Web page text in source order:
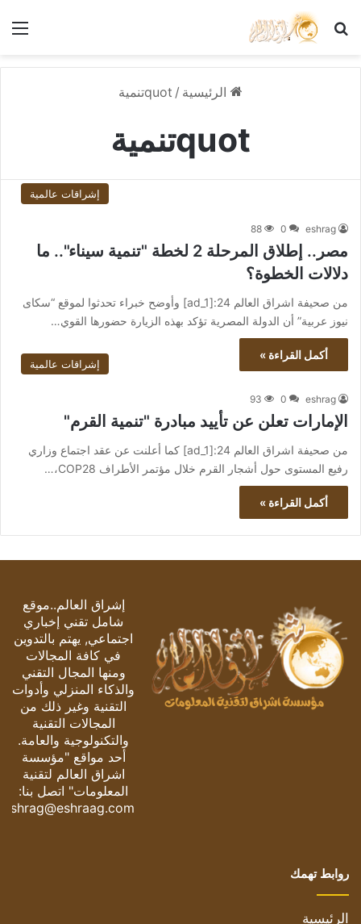
بحث عن
الرئيسية / quotتنمية
quotتنمية
إشراقات عالمية
eshrag
0
88
مصر.. إطلاق المرحلة 2 لخطة "تنمية سيناء".. ما
دلالات الخطوة؟
من صحيفة اشراق العالم 24:[ad_1] وأوضح خبراء تحدثوا لموقع “سكاى
نيوز عربية” أن الدولة المصرية تؤكد بهذه الزيارة حضورها القوي…
أكمل القراءة »
إشراقات عالمية
eshrag
0
93
الإمارات تعلن عن تأييد مبادرة "تنمية القرم"
من صحيفة اشراق العالم 24:[ad_1] كما أعلنت عن عقد اجتماع وزاري
رفيع المستوى حول أشجار القرم خلال مؤتمر الأطراف COP28،…
أكمل القراءة »
إشراق العالم..موقع
شامل تقني إخباري
اجتماعي, يهتم بالتدوين
في كافة المجالات
ومنها المجال التقني
والذكاء المنزلي وأدوات
التقنية وغير ذلك من
المجالات التقنية
والتكنولوجية والعامة.
أحد مواقع "مؤسسة
اشراق العالم لتقنية
المعلومات" اتصل بنا:
eshrag@eshraag.com
روابط تهمك
الرئيسية